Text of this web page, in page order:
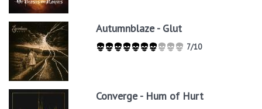
Autumnblaze - Glut
7/10
Converge - Hum of Hurt